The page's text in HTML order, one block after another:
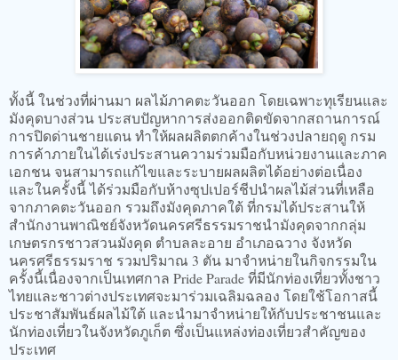
ทั้งนี้ ในช่วงที่ผ่านมา ผลไม้ภาคตะวันออก โดยเฉพาะทุเรียนและ
มังคุดบางส่วน ประสบปัญหาการส่งออกติดขัดจากสถานการณ์
การปิดด่านชายแดน ทำให้ผลผลิตตกค้างในช่วงปลายฤดู กรม
การค้าภายในได้เร่งประสานความร่วมมือกับหน่วยงานและภาค
เอกชน จนสามารถแก้ไขและระบายผลผลิตได้อย่างต่อเนื่อง
และในครั้งนี้ ได้ร่วมมือกับห้างซุปเปอร์ชีปนำผลไม้ส่วนที่เหลือ
จากภาคตะวันออก รวมถึงมังคุดภาคใต้ ที่กรมได้ประสานให้
สำนักงานพาณิชย์จังหวัดนครศรีธรรมราชนำมังคุดจากกลุ่ม
เกษตรกรชาวสวนมังคุด ตำบลละอาย อำเภอฉวาง จังหวัด
นครศรีธรรมราช รวมปริมาณ 3 ตัน มาจำหน่ายในกิจกรรมใน
ครั้งนี้เนื่องจากเป็นเทศกาล Pride Parade ที่มีนักท่องเที่ยวทั้งชาว
ไทยและชาวต่างประเทศจะมาร่วมเฉลิมฉลอง โดยใช้โอกาสนี้
ประชาสัมพันธ์ผลไม้ใต้ และนำมาจำหน่ายให้กับประชาชนและ
นักท่องเที่ยวในจังหวัดภูเก็ต ซึ่งเป็นแหล่งท่องเที่ยวสำคัญของ
ประเทศ